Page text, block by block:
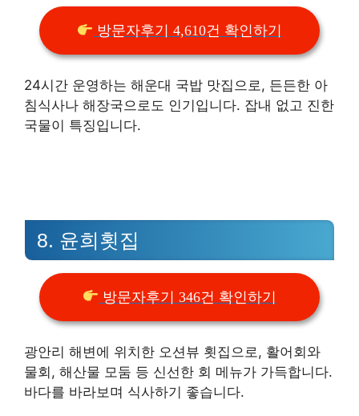
방문자후기 4,610건 확인하기
24시간 운영하는 해운대 국밥 맛집으로, 든든한 아
침식사나 해장국으로도 인기입니다. 잡내 없고 진한
국물이 특징입니다.
8. 윤희횟집
방문자후기 346건 확인하기
광안리 해변에 위치한 오션뷰 횟집으로, 활어회와
물회, 해산물 모둠 등 신선한 회 메뉴가 가득합니다.
바다를 바라보며 식사하기 좋습니다.